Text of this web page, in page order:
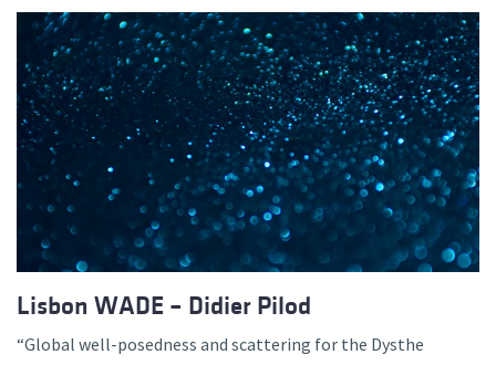
Lisbon WADE – Didier Pilod
“Global well-posedness and scattering for the Dysthe